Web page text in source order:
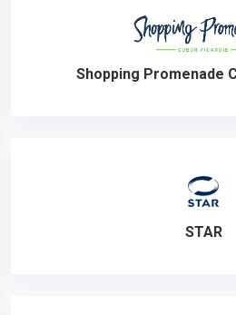
Shopping Promenade
STAR